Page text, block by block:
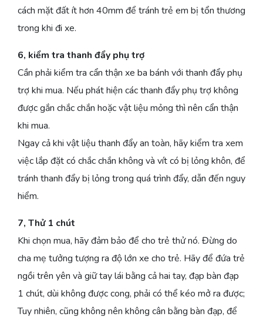
cách mặt đất ít hơn 40mm để tránh trẻ em bị tổn thương
trong khi đi xe.
6, kiểm tra thanh đẩy phụ trợ
Cần phải kiểm tra cẩn thận xe ba bánh với thanh đẩy phụ
trợ khi mua. Nếu phát hiện các thanh đẩy phụ trợ không
được gắn chắc chắn hoặc vật liệu mỏng thì nên cẩn thận
khi mua.
Ngay cả khi vật liệu thanh đẩy an toàn, hãy kiểm tra xem
việc lắp đặt có chắc chắn không và vít có bị lỏng khôn, để
tránh thanh đẩy bị lỏng trong quá trình đẩy, dẫn đến nguy
hiểm.
7, Thử 1 chút
Khi chọn mua, hãy đảm bảo để cho trẻ thử nó. Đừng do
cha mẹ tưởng tượng ra độ lớn xe cho trẻ. Hãy để đứa trẻ
ngồi trên yên và giữ tay lái bằng cả hai tay, đạp bàn đạp
1 chút, dùi không được cong, phải có thể kéo mở ra được;
Tuy nhiên, cũng không nên không cân bằng bàn đạp, để